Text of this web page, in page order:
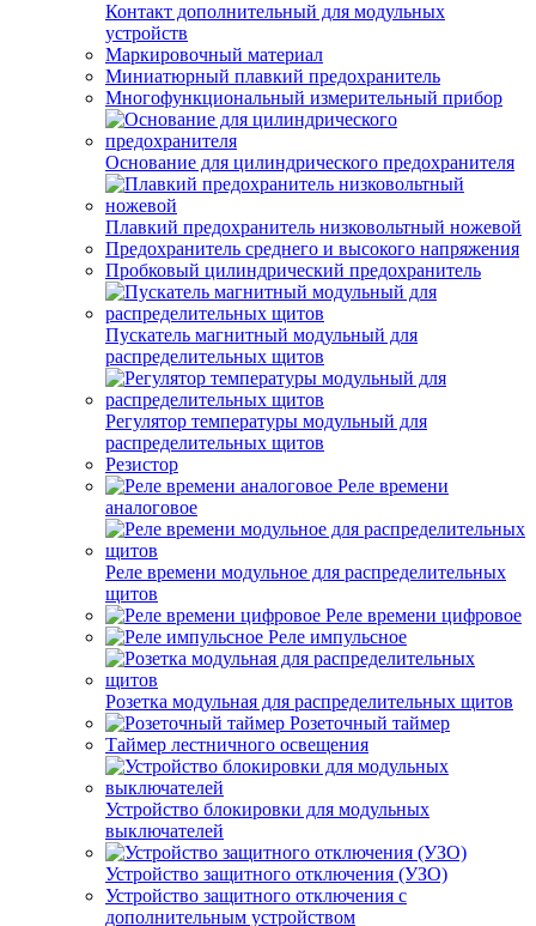
Контакт дополнительный для модульных
устройств
Маркировочный материал
Миниатюрный плавкий предохранитель
Многофункциональный измерительный прибор
Основание для цилиндрического предохранителя
Плавкий предохранитель низковольтный ножевой
Предохранитель среднего и высокого напряжения
Пробковый цилиндрический предохранитель
Пускатель магнитный модульный для
распределительных щитов
Регулятор температуры модульный для
распределительных щитов
Резистор
Реле времени
аналоговое
Реле времени модульное для распределительных
щитов
Реле времени цифровое
Реле импульсное
Розетка модульная для распределительных щитов
Розеточный таймер
Таймер лестничного освещения
Устройство блокировки для модульных
выключателей
Устройство защитного отключения (УЗО)
Устройство защитного отключения с
дополнительным устройством